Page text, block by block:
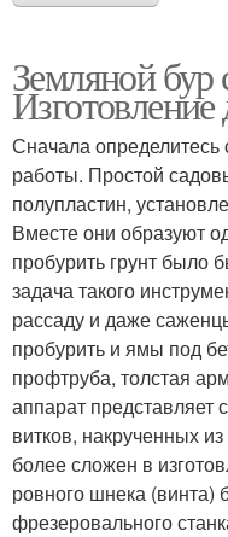
Земляной
Изготовление
Сначала определитесь
работы. Простой
полупластин,
Вместе они образуют
пробурить грунт было
задача такого
рассаду и даже
пробурить и ямы под
профтруба, толстая
аппарат представляет
витков, накрученных
более сложен в
ровного шнека (винта)
фрезеровального